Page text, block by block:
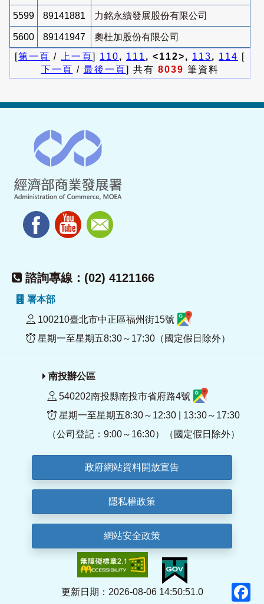
5599 89141881 力銘永續發展股份有限公司
5600 89141947
奧杜加股份有限公司
[第一頁 / 上一頁] 110, 111 , <112>, 113, 114 [
下一頁 / 最後一頁] 共有 8039 筆資料
諮詢專線：(02) 4121166
署本部
100210臺北市中正區福州街15號
星期一至星期五8:30～17:30（國定假日除外）
南投辦公區
540202南投縣南投市省府路4號
星期一至星期五8:30～12:30 | 13:30～17:30
（公司登記：9:00～16:30）（國定假日除外）
政府網站資料開放宣告
隱私權政策
網站安全政策
更新日期：2026-08-06 14:50:51.0